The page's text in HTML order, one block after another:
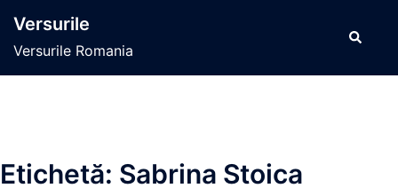
conținut
Versurile
Versurile Romania
Caută
Etichetă: Sabrina Stoica